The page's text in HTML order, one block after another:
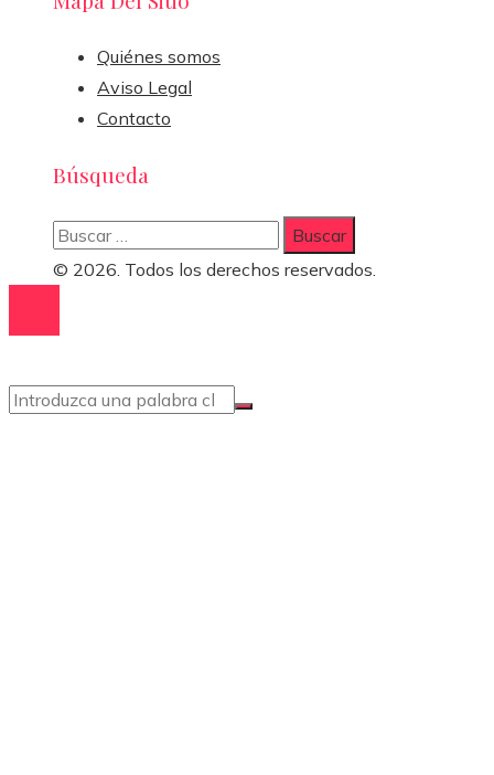
Quiénes somos
Aviso Legal
Contacto
Búsqueda
Buscar:
© 2026. Todos los derechos reservados.